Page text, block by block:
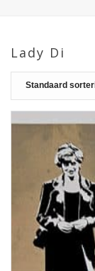
Lady Di